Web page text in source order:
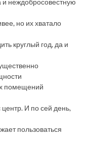
и неждобросовестную
но их хватало
круглый год, да и
помещений
И по сей день,
пользоваться